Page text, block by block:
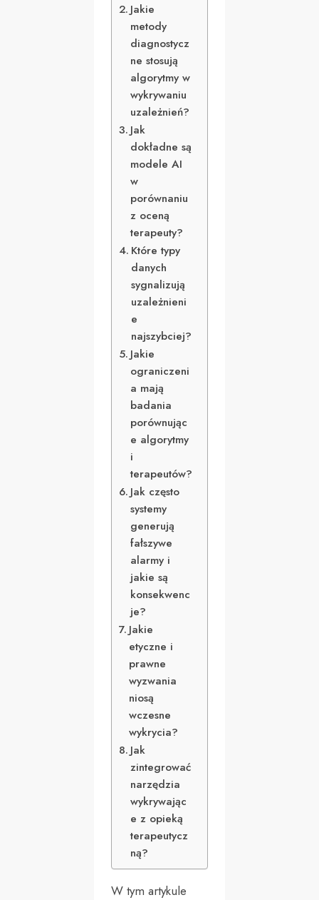
Jakie
metody
diagnostycz
ne stosują
algorytmy w
wykrywaniu
uzależnień?
Jak
dokładne są
modele AI
w
porównaniu
z oceną
terapeuty?
Które typy
danych
sygnalizują
uzależnieni
e
najszybciej?
Jakie
ograniczeni
a mają
badania
porównując
e algorytmy
i
terapeutów?
Jak często
systemy
generują
fałszywe
alarmy i
jakie są
konsekwenc
je?
Jakie
etyczne i
prawne
wyzwania
niosą
wczesne
wykrycia?
Jak
zintegrować
narzędzia
wykrywając
e z opieką
terapeutycz
ną?
W tym artykule